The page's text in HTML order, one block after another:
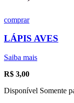
comprar
LÁPIS AVES
Saiba mais
R$ 3,00
Disponível Somente